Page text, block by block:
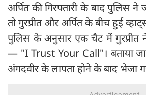
अर्पित की गिरफ्तारी के बाद पुलिस ने
तो गुरप्रीत और अर्पित के बीच हुई
पुलिस के अनुसार एक चैट में गुरप्रीत
— "I Trust Your Call"। बताया
अंगदवीर के लापता होने के बाद भेजा